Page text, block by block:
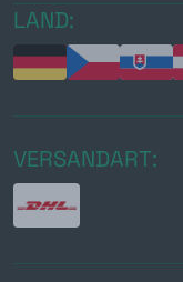
LAND:
VERSANDART: